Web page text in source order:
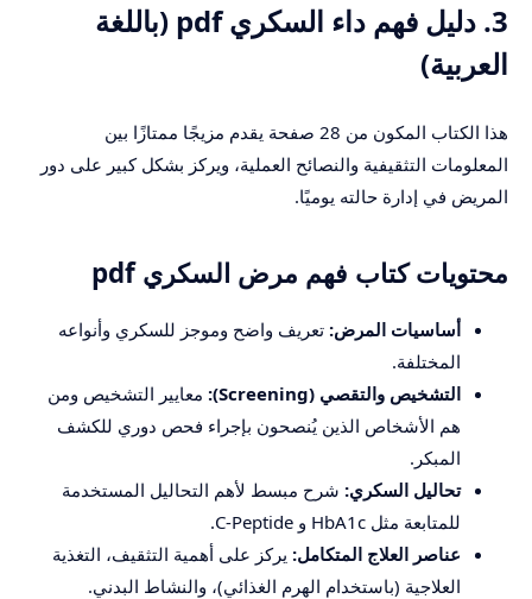
3. دليل فهم داء السكري pdf (باللغة
العربية)
هذا الكتاب المكون من 28 صفحة يقدم مزيجًا ممتازًا بين
المعلومات التثقيفية والنصائح العملية، ويركز بشكل كبير على دور
المريض في إدارة حالته يوميًا.
محتويات كتاب فهم مرض السكري pdf
أساسيات المرض: تعريف واضح وموجز للسكري وأنواعه
المختلفة.
التشخيص والتقصي (Screening):
معايير التشخيص ومن
هم الأشخاص الذين يُنصحون بإجراء فحص دوري للكشف
المبكر.
تحاليل السكري: شرح مبسط لأهم التحاليل المستخدمة
للمتابعة مثل HbA1c و C-Peptide.
عناصر العلاج المتكامل: يركز على أهمية التثقيف، التغذية
العلاجية (باستخدام الهرم الغذائي)، والنشاط البدني.